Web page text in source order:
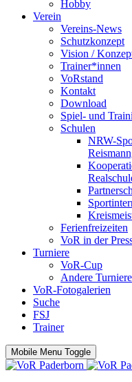
Hobby
Verein
Vereins-News
Schutzkonzept
Vision /
Trainer*innen
VoRstand
Kontakt
Download
Spiel- und
Schulen
NRW-
Ferienfreizeiten
VoR in der
Turniere
VoR-Cup
Andere Turniere
VoR-Fotogalerien
Suche
FSJ
Trainer
Mobile Menu Toggle